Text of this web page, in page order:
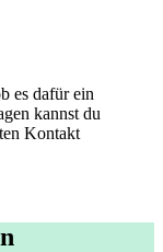
es dafür ein
kannst du
Kontakt